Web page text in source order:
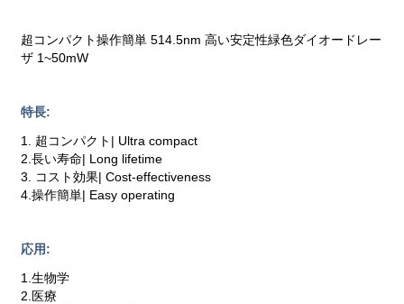
超コンパクト操作簡単 514.5nm 高い安定性緑色ダイオードレー
ザ 1~50mW
特長:
1. 超コンパクト| Ultra compact
2.長い寿命| Long lifetime
3. コスト効果| Cost-effectiveness
4.操作簡単| Easy operating
応用:
1.生物学
2.医療